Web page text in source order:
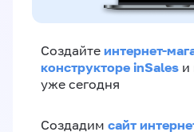
Создайте интернет-
конструкторе inSales и
уже сегодня
Создадим сайт